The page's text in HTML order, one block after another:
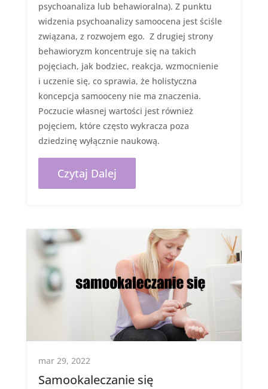
psychoanaliza lub behawioralna). Z punktu
widzenia psychoanalizy samoocena jest ściśle
związana, z rozwojem ego. Z drugiej strony
behawioryzm koncentruje się na takich
pojęciach, jak bodziec, reakcja, wzmocnienie
i uczenie się, co sprawia, że ​​holistyczna
koncepcja samooceny nie ma znaczenia.
Poczucie własnej wartości jest również
pojęciem, które często wykracza poza
dziedzinę wyłącznie naukową.
Czytaj Dalej
Samookaleczanie się
mar 29, 2022